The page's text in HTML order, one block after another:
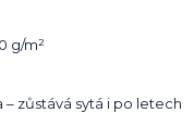
g/m²
zůstává sytá i po letech